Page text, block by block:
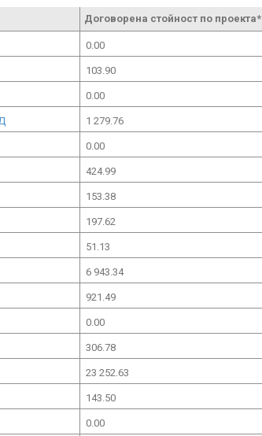
Договорена стойност по проекта*
0.00
103.90
0.00
1 279.76
0.00
424.99
153.38
197.62
51.13
6 943.34
921.49
0.00
306.78
23 252.63
143.50
0.00